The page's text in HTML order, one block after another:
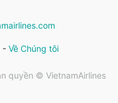
- Về Chúng tôi
quyền © VietnamAirlines